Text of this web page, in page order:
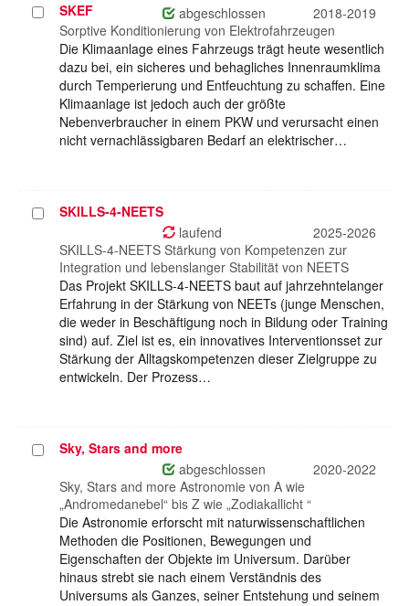
Projekt
auswählen
SKEF abgeschlossen
2018-2019
Sorptive Konditionierung von Elektrofahrzeugen
Die Klimaanlage eines Fahrzeugs trägt heute wesentlich
dazu bei, ein sicheres und behagliches Innenraumklima
durch Temperierung und Entfeuchtung zu schaffen. Eine
Klimaanlage ist jedoch auch der größte
Nebenverbraucher in einem PKW und verursacht einen
nicht vernachlässigbaren Bedarf an elektrischer…
ProjektSKILLS-4-NEETS
laufend
2025-2026
SKILLS-4-NEETS Stärkung von Kompetenzen zur
Integration und lebenslanger Stabilität von NEETS
Das Projekt SKILLS-4-NEETS baut auf jahrzehntelanger
Erfahrung in der Stärkung von NEETs (junge Menschen,
die weder in Beschäftigung noch in Bildung oder Training
sind) auf. Ziel ist es, ein innovatives Interventionsset zur
Stärkung der Alltagskompetenzen dieser Zielgruppe zu
entwickeln. Der Prozess…
ProjektSky, Stars and more
abgeschlossen
2020-2022
Sky, Stars and more Astronomie von A wie
„Andromedanebel“ bis Z wie „Zodiakallicht “
Die Astronomie erforscht mit naturwissenschaftlichen
Methoden die Positionen, Bewegungen und
Eigenschaften der Objekte im Universum. Darüber
hinaus strebt sie nach einem Verständnis des
Universums als Ganzes, seiner Entstehung und seinem